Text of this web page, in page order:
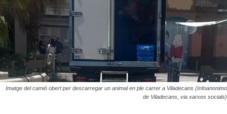
Imatge del camió obert per descarregar un animal en ple carrer a Viladecans (Infoanonimo
de Viladecans, via xarxes socials)